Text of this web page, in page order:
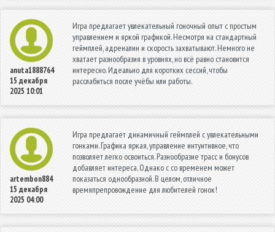
anuta1888764
15 декабря
2025 10:01
Игра предлагает увлекательный гоночный опыт с простым
управлением и яркой графикой. Несмотря на стандартный
геймплей, адреналин и скорость захватывают. Немного не
хватает разнообразия в уровнях, но всё равно становится
интересно. Идеально для коротких сессий, чтобы
расслабиться после учёбы или работы.
artembon884
15 декабря
2025 04:00
Игра предлагает динамичный геймплей с увлекательными
гонками. Графика яркая, управление интуитивное, что
позволяет легко освоиться. Разнообразие трасс и бонусов
добавляет интереса. Однако с со временем может
показаться однообразной. В целом, отличное
времяпрепровождение для любителей гонок!